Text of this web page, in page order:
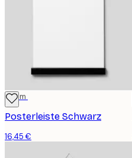
22 cm
Posterleiste Schwarz
16,45 €